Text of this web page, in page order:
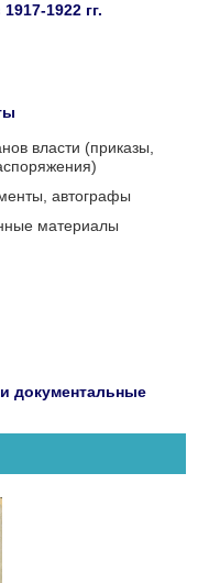
1922 гг.
власти (приказы,
автографы
материалы
документальные